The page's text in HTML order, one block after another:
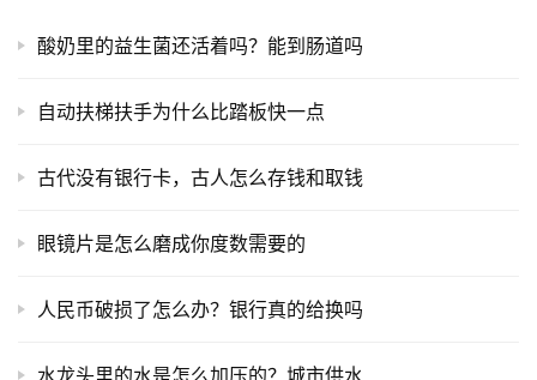
酸奶里的益生菌还活着吗？能到肠道吗
自动扶梯扶手为什么比踏板快一点
古代没有银行卡，古人怎么存钱和取钱
眼镜片是怎么磨成你度数需要的
人民币破损了怎么办？银行真的给换吗
水龙头里的水是怎么加压的？城市供水